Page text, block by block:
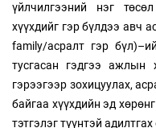
үйлчилгээний нэг
хүүхдийг гэр бүлдээ авч
family/асралт гэр
тусгасан гэдгээ ажлын
гэрээгээр зохицуулах,
байгаа хүүхдийн эд
тэтгэлэг түүнтэй